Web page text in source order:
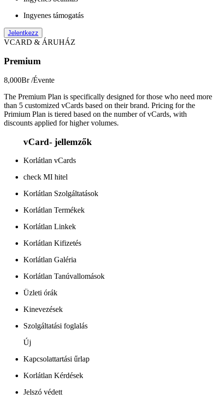
Ingyenes támogatás
Jelentkezz
VCARD & ÁRUHÁZ
Premium
8,000Br/Évente
The Premium Plan is specifically designed for those who need more
than 5 customized vCards based on their brand. Pricing for the
Primium Plan is tiered based on the number of vCards, with
discounts applied for higher volumes.
vCard- jellemzők
Korlátlan vCards
check MI hitel
Korlátlan Szolgáltatások
Korlátlan Termékek
Korlátlan Linkek
Korlátlan Kifizetés
Korlátlan Galéria
Korlátlan Tanúvallomások
Üzleti órák
Kinevezések
Szolgáltatási foglalás
Új
Kapcsolattartási űrlap
Korlátlan Kérdések
Jelszó védett